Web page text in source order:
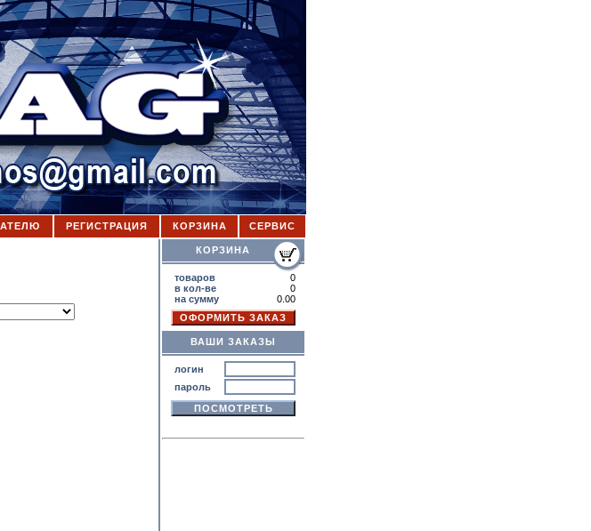
РЕГИСТРАЦИЯ КОРЗИНА СЕРВИС
КОРЗИНА
товаров
0
в кол-ве
0
на сумму
0.00
ВАШИ ЗАКАЗЫ
логин
пароль